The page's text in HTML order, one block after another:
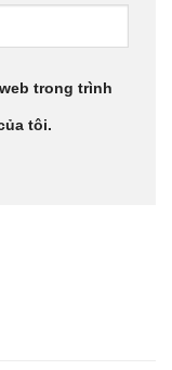
trong trình
tôi.